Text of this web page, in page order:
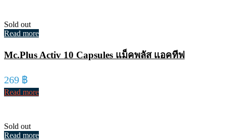
Sold out
Read more
Mc.Plus Activ 10 Capsules แม็คพลัส แอคทีฟ
269 ฿
Read more
Sold out
Read more